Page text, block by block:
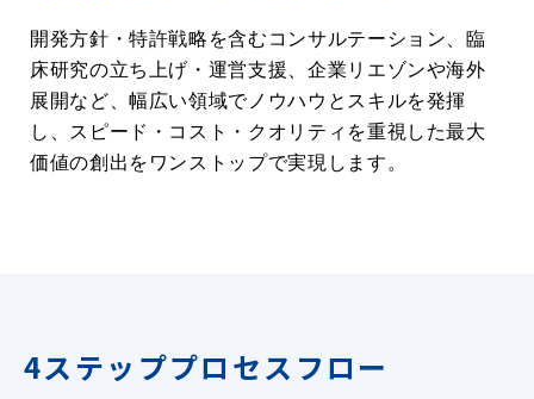
開発方針・特許戦略を含むコンサルテーション、臨
床研究の立ち上げ・運営支援、企業リエゾンや海外
展開など、幅広い領域でノウハウとスキルを発揮
し、スピード・コスト・クオリティを重視した最大
価値の創出をワンストップで実現します。
4ステッププロセスフロー